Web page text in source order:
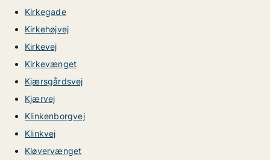
Kirkegade
Kirkehøjvej
Kirkevej
Kirkevænget
Kjærsgårdsvej
Kjærvej
Klinkenborgvej
Klinkvej
Kløvervænget